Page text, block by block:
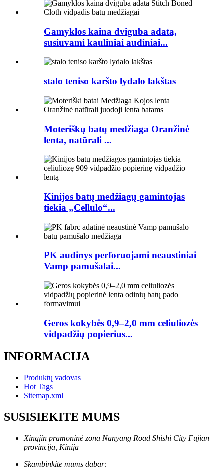
Gamyklos kaina dviguba adata,
susiuvami kauliniai audiniai...
stalo teniso karšto lydalo lakštas
Moteriškų batų medžiaga Oranžinė
lenta, natūrali ...
Kinijos batų medžiagų gamintojas
tiekia „Cellulo“...
PK audinys perforuojami neaustiniai
Vamp pamušalai...
Geros kokybės 0,9–2,0 mm celiuliozės
vidpadžių popierius...
INFORMACIJA
Produktų vadovas
Hot Tags
Sitemap.xml
SUSISIEKITE MUMS
Xingjin pramoninė zona Nanyang Road Shishi City Fujian
provincija, Kinija
Skambinkite mums dabar: